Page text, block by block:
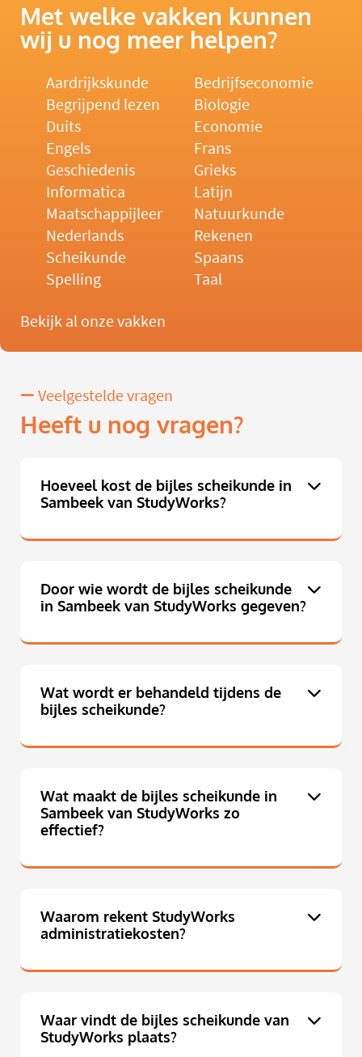
Met welke vakken kunnen
wij u nog meer helpen?
Aardrijkskunde
Bedrijfseconomie
Begrijpend lezen
Biologie
Duits
Economie
Engels
Frans
Geschiedenis
Grieks
Informatica
Latijn
Maatschappijleer
Natuurkunde
Nederlands
Rekenen
Scheikunde
Spaans
Spelling
Taal
Bekijk al onze vakken
Veelgestelde vragen
Heeft u nog vragen?
Hoeveel kost de bijles scheikunde in
Sambeek van StudyWorks?
Door wie wordt de bijles scheikunde
in Sambeek van StudyWorks gegeven?
Wat wordt er behandeld tijdens de
bijles scheikunde?
Wat maakt de bijles scheikunde in
Sambeek van StudyWorks zo
effectief?
Waarom rekent StudyWorks
administratiekosten?
Waar vindt de bijles scheikunde van
StudyWorks plaats?